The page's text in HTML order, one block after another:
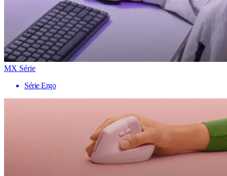
MX Série
Série Ergo